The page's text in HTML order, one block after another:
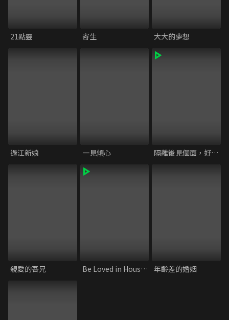
21點靈 寄生 大大的夢想
過江新娘 一見傾心 隔離後見個面，好嗎？
親愛的吾兄 Be Loved in House 約·定-I Do 年齡差的婚姻